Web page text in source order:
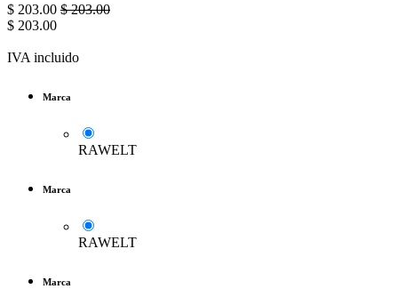
$ 203.00 $203.00
$ 203.00
IVA incluido
Marca
RAWELT
Marca
RAWELT
Marca